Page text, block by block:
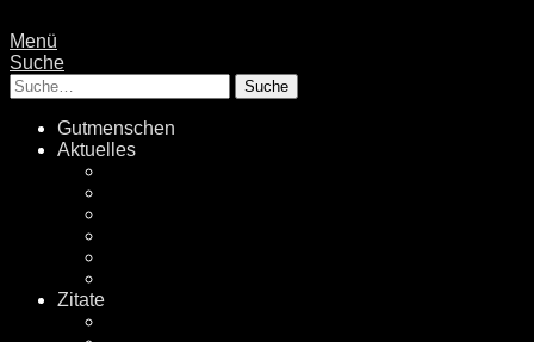
Menü
Suche
Suche
Gutmenschen
Aktuelles
Zitate